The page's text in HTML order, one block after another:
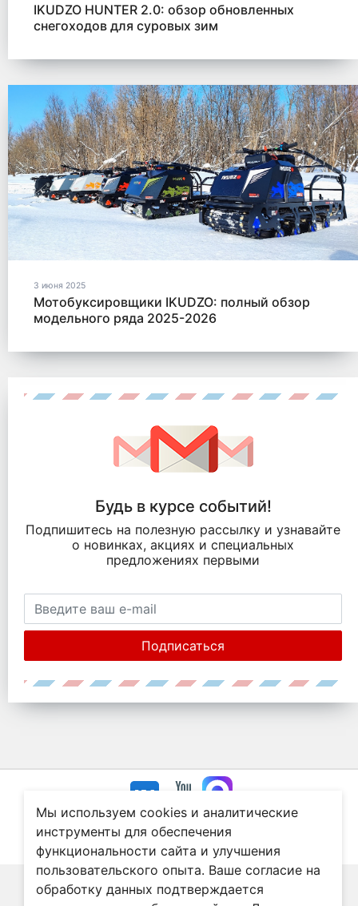
IKUDZO HUNTER 2.0: обзор обновленных
снегоходов для суровых зим
3 июня 2025
Мотобуксировщики IKUDZO: полный обзор
модельного ряда 2025-2026
Будь в курсе событий!
Подпишитесь на полезную рассылку и узнавайте
о новинках, акциях и специальных
предложениях первыми
Подписаться
© Все права защищены. Информация сайта защищена законом об
авторских правах.
Нашли ошибку?
Мы используем cookies и аналитические
инструменты для обеспечения
функциональности сайта и улучшения
пользовательского опыта. Ваше согласие на
обработку данных подтверждается